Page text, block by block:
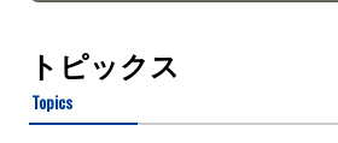
トピックス
Topics